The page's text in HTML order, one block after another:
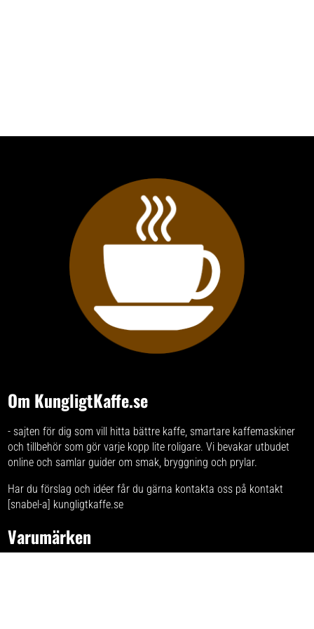
Om KungligtKaffe.se
- sajten för dig som vill hitta bättre kaffe, smartare kaffemaskiner
och tillbehör som gör varje kopp lite roligare. Vi bevakar utbudet
online och samlar guider om smak, bryggning och prylar.
Har du förslag och idéer får du gärna kontakta oss på kontakt
[snabel-a] kungligtkaffe.se
Varumärken